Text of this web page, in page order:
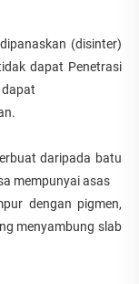
(disinter)
dapat Penetrasi
daripada batu
mempunyai asas
dengan pigmen,
menyambung slab